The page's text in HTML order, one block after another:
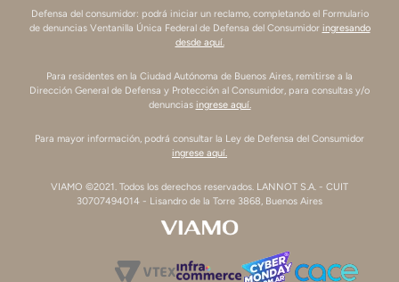
Defensa del consumidor: podrá iniciar un reclamo, completando el Formulario
de denuncias Ventanilla Única Federal de Defensa del Consumidor ingresando
desde aquí.
Para residentes en la Ciudad Autónoma de Buenos Aires, remitirse a la
Dirección General de Defensa y Protección al Consumidor, para consultas y/o
denuncias ingrese aquí.
Para mayor información, podrá consultar la Ley de Defensa del Consumidor
ingrese aquí.
VIAMO ©2021. Todos los derechos reservados. LANNOT S.A. - CUIT
30707494014 - Lisandro de la Torre 3868, Buenos Aires